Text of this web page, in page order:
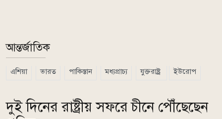
আন্তর্জাতিক
এশিয়া ভারত পাকিস্তান মধ্যপ্রাচ্য যুক্তরাষ্ট্র ইউরোপ
দুই দিনের রাষ্ট্রীয় সফরে চীনে পৌঁছেছেন